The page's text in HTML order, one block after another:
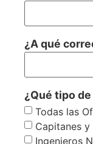
¿A qué
¿Qué tipo
Todas las
Capitanes y
Ingenieros